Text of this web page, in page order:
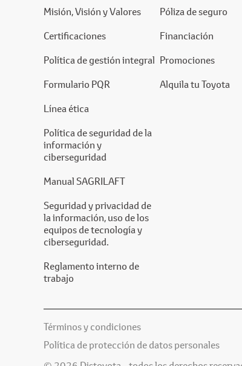
Misión, Visión y Valores
Certificaciones
Política de gestión integral
Formulario PQR
Línea ética
Política de seguridad de la
información y
ciberseguridad
Manual SAGRILAFT
Seguridad y privacidad de
la información, uso de los
equipos de tecnología y
ciberseguridad.
Reglamento interno de
trabajo
Póliza de seguro
Financiación
Promociones
Alquila tu Toyota
Términos y condiciones
Política de protección de datos personales